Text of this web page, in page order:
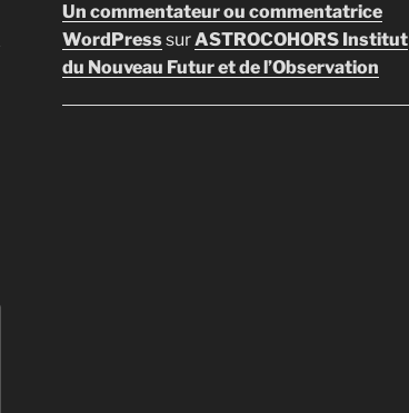
Un commentateur ou commentatrice
WordPresssurASTROCOHORS Institut
du Nouveau Futur et de l’Observation